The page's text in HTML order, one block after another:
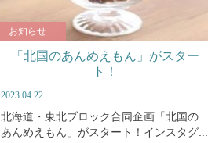
お知らせ
「北国のあんめえもん」がスター
ト！
2023.04.22
北海道・東北ブロック合同企画「北国の
あんめえもん」がスタート！インスタグ...